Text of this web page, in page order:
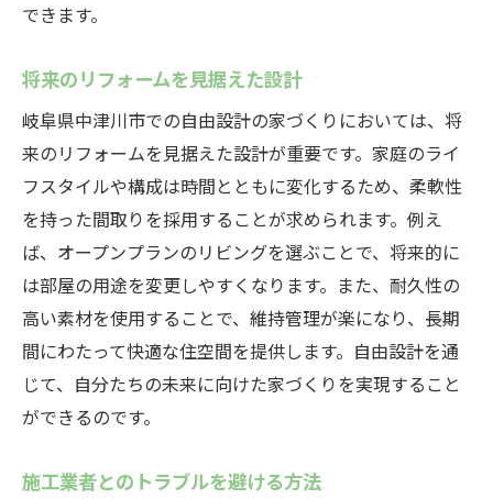
できます。
将来のリフォームを見据えた設計
岐阜県中津川市での自由設計の家づくりにおいては、将
来のリフォームを見据えた設計が重要です。家庭のライ
フスタイルや構成は時間とともに変化するため、柔軟性
を持った間取りを採用することが求められます。例え
ば、オープンプランのリビングを選ぶことで、将来的に
は部屋の用途を変更しやすくなります。また、耐久性の
高い素材を使用することで、維持管理が楽になり、長期
間にわたって快適な住空間を提供します。自由設計を通
じて、自分たちの未来に向けた家づくりを実現すること
ができるのです。
施工業者とのトラブルを避ける方法